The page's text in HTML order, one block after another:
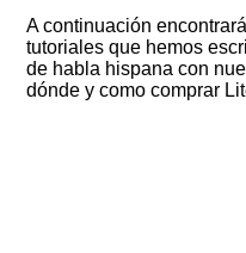
A continuación
tutoriales que hemos
de habla hispana con
dónde y como comprar